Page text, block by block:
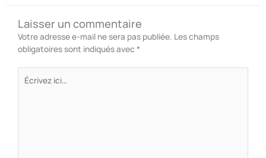
Laisser un commentaire
Votre adresse e-mail ne sera pas publiée. Les champs
obligatoires sont indiqués avec *
Écrivez
ici…